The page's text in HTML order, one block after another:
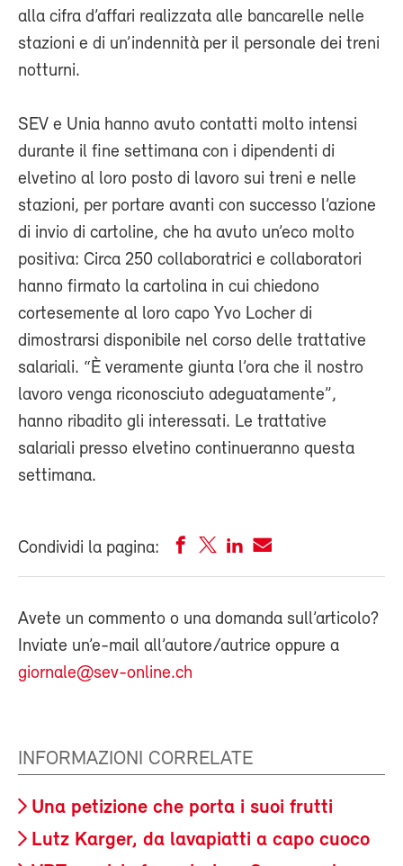
alla cifra d’affari realizzata alle bancarelle nelle
stazioni e di un’indennità per il personale dei treni
notturni.
SEV e Unia hanno avuto contatti molto intensi
durante il fine settimana con i dipendenti di
elvetino al loro posto di lavoro sui treni e nelle
stazioni, per portare avanti con successo l’azione
di invio di cartoline, che ha avuto un’eco molto
positiva: Circa 250 collaboratrici e collaboratori
hanno firmato la cartolina in cui chiedono
cortesemente al loro capo Yvo Locher di
dimostrarsi disponibile nel corso delle trattative
salariali. “È veramente giunta l’ora che il nostro
lavoro venga riconosciuto adeguatamente”,
hanno ribadito gli interessati. Le trattative
salariali presso elvetino continueranno questa
settimana.
Condividi la pagina:
Avete un commento o una domanda sull’articolo?
Inviate un’e-mail all’autore/autrice oppure a
giornale@sev-online.ch
INFORMAZIONI CORRELATE
Una petizione che porta i suoi frutti
Lutz Karger, da lavapiatti a capo cuoco